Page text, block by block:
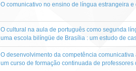
O comunicativo no ensino de língua estrangeira
O cultural na aula de português como segunda
uma escola bilíngüe de Brasília : um estudo de
O desenvolvimento da competência
um curso de formação continuada de professores